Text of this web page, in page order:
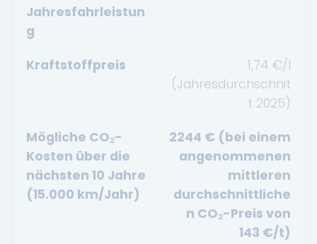
Jahresfahrleistun
g
Kraftstoffpreis
1,74 €/l
(Jahresdurchschnit
t 2025)
Mögliche CO₂-
Kosten über die
nächsten 10 Jahre
(15.000 km/Jahr)
2244 € (bei einem
angenommenen
mittleren
durchschnittliche
n CO₂-Preis von
143 €/t)